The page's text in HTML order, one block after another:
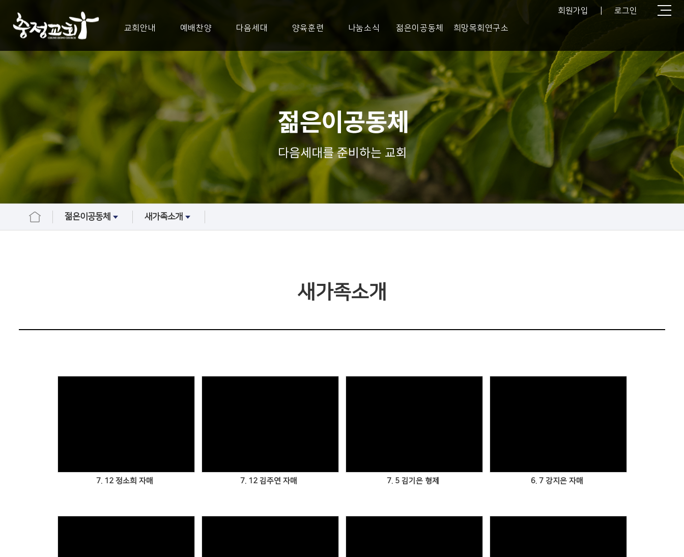
교회안내 예배찬양 다음세대 양육훈련 나눔소식 젊은이공동체 희망목회연구소
회원가입 로그인
젊은이공동체 새가족소개
새가족소개
7. 12 정소희 자매 7. 12 김주연 자매 7. 5 김기은 형제 6. 7 강지은 자매